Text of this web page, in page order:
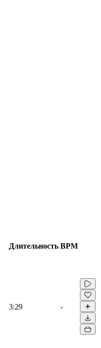
Длительность BPM
3:29 -